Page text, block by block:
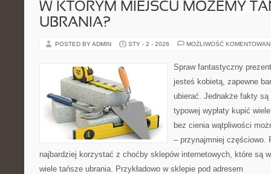
W KTÓRYM MIEJSCU MOŻEMY
UBRANIA?
POSTED BY ADMIN STY - 2 - 2026 MOŻLIWOŚĆ
Spraw fantastyczny
jesteś kobietą, zapewne
ubierać. Jednakże fakty
typowej wypłaty kupić
bez cienia wątpliwości
– przynajmniej częściowo.
najbardziej korzystać z choćby sklepów internetowych, które są
wiele tańsze ubrania. Przykładowo w sklepie pod adresem